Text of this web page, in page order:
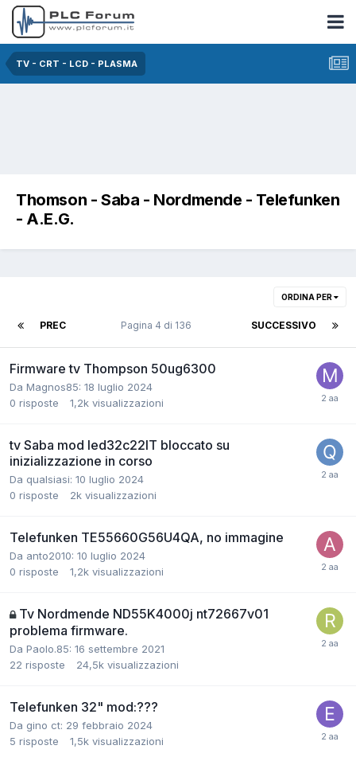
TV - CRT - LCD - PLASMA
Thomson - Saba - Nordmende - Telefunken
- A.E.G.
ORDINA PER
PREC SUCCESSIVO
Pagina 4 di 136
Firmware tv Thompson 50ug6300
Da Magnos85: 18 luglio 2024
0 risposte 1,2k visualizzazioni
tv Saba mod led32c22IT bloccato su
inizializzazione in corso
Da qualsiasi: 10 luglio 2024
0 risposte 2k visualizzazioni
Telefunken TE55660G56U4QA, no immagine
Da anto2010: 10 luglio 2024
0 risposte 1,2k visualizzazioni
Tv Nordmende ND55K4000j nt72667v01
problema firmware.
Da Paolo.85: 16 settembre 2021
22 risposte 24,5k visualizzazioni
Telefunken 32" mod:???
Da gino ct: 29 febbraio 2024
5 risposte 1,5k visualizzazioni